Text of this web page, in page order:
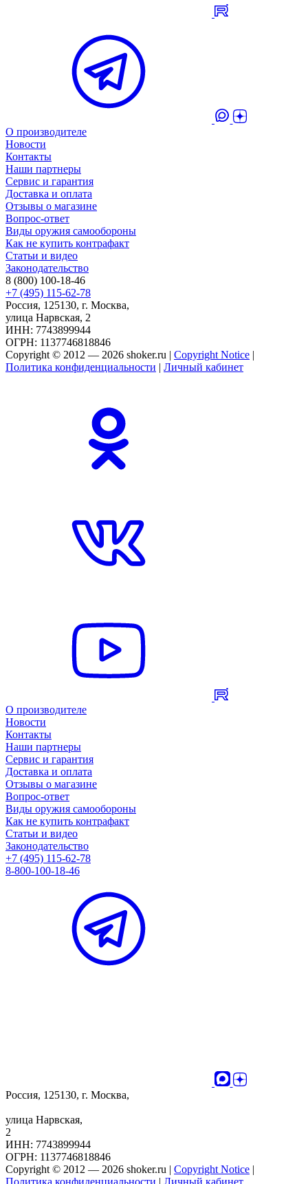
О производителе
Новости
Контакты
Наши партнеры
Сервис и гарантия
Доставка и оплата
Отзывы о магазине
Вопрос-ответ
Виды оружия самообороны
Как не купить контрафакт
Статьи и видео
Законодательство
8 (800) 100-18-46
+7 (495) 115-62-78
Россия, 125130, г. Москва,
улица Нарвская, 2
ИНН: 7743899944
ОГРН: 1137746818846
Copyright © 2012 — 2026 shoker.ru | Copyright Notice |
Политика конфиденциальности | Личный кабинет
О производителе
Новости
Контакты
Наши партнеры
Сервис и гарантия
Доставка и оплата
Отзывы о магазине
Вопрос-ответ
Виды оружия самообороны
Как не купить контрафакт
Статьи и видео
Законодательство
+7 (495) 115-62-78
8-800-100-18-46
Россия, 125130, г. Москва,
улица Нарвская,
2
ИНН: 7743899944
ОГРН: 1137746818846
Copyright © 2012 — 2026 shoker.ru | Copyright Notice |